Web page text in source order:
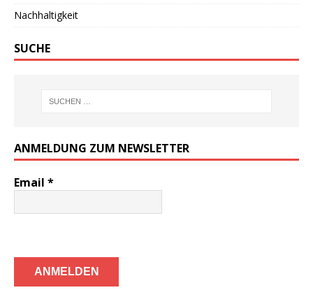
Nachhaltigkeit
SUCHE
ANMELDUNG ZUM NEWSLETTER
Email *